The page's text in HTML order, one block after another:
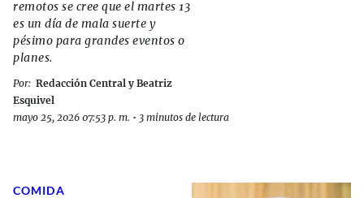
remotos se cree que el martes 13
es un día de mala suerte y
pésimo para grandes eventos o
planes.
Por: Redacción Central y Beatriz
Esquivel
mayo 25, 2026 07:53 p. m. • 3 minutos de lectura
COMIDA